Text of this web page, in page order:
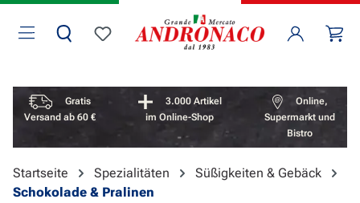
Zum Hauptinhalt springen
Du hast 0 Produkte auf dem Merkzettel
Vorteile überspringen
Gratis
Versand ab 60 €
3.000 Artikel
im Online-Shop
Online,
Supermarkt und
Bistro
Startseite Spezialitäten
Süßigkeiten & Gebäck
Schokolade & Pralinen